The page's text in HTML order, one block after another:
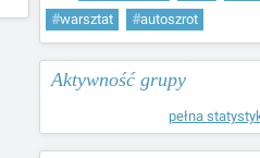
#warsztat #autoszrot
Aktywność grupy
pełna